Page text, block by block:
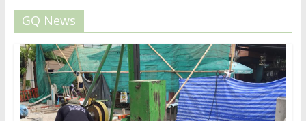
GQ News